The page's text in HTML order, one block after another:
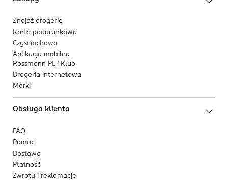
Znajdź drogerię
Karta podarunkowa
Czyściochowo
Aplikacja mobilna
Rossmann PL i Klub
Drogeria internetowa
Marki
Obsługa klienta
FAQ
Pomoc
Dostawa
Płatność
Zwroty i reklamacje